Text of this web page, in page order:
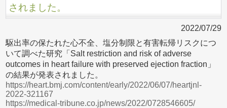
されました。
2022/07/29
駆出率の保たれた心不全、塩分制限と有害転帰リスクにつ
いて調べた研究「Salt restriction and risk of adverse
outcomes in heart failure with preserved ejection fraction」
の結果が発表されました。
https://heart.bmj.com/content/early/2022/06/07/heartjnl-
2022-321167
https://medical-tribune.co.jp/news/2022/0728546605/